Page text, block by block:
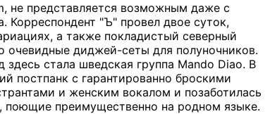
не представляется возможным даже с
Корреспондент "Ъ" провел двое суток,
а также покладистый северный
очевидные диджей-сеты для полуночников.
стала шведская группа Mando Diao. В
постпанк с гарантированно броскими
и женским вокалом и позаботилась
поющие преимущественно на родном языке.